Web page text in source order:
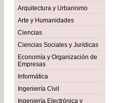
Arquitectura y Urbanismo
Arte y Humanidades
Ciencias
Ciencias Sociales y Jurídicas
Economía y Organización de
Empresas
Informática
Ingeniería Civil
Ingeniería Electrónica y